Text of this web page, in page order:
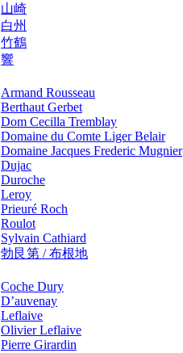
山崎
白州
竹鶴
響
Armand Rousseau
Berthaut Gerbet
Dom Cecilla Tremblay
Domaine du Comte Liger Belair
Domaine Jacques Frederic Mugnier
Dujac
Duroche
Leroy
Prieuré Roch
Roulot
Sylvain Cathiard
勃艮第 / 布根地
Coche Dury
D’auvenay
Leflaive
Olivier Leflaive
Pierre Girardin